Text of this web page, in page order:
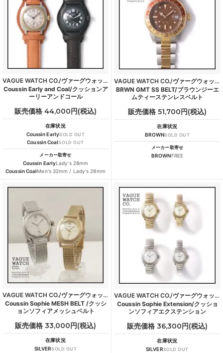
VAGUE WATCH CO./ヴァーグウォッチカンパニー
Coussin Early and Coal/クッションア
ーリーアンドコール
販売価格 44,000円(税込)
在庫状況
Coussin EarlySOLD OUT
Coussin CoalSOLD OUT
メーカー取寄せ
Coussin EarlyLady's 28mm
Coussin CoalMen's 32mm / Lady's 28mm
VAGUE WATCH CO./ヴァーグウォッチカンパニー
BRWN GMT SS BELT/ブラウンジーエ
ムティーステンレスベルト
販売価格 51,700円(税込)
在庫状況
BROWNSOLD OUT
メーカー取寄せ
BROWNFREE
VAGUE WATCH CO./ヴァーグウォッチカンパニー
Coussin Sophie MESH BELT /クッシ
ョンソフィアメッシュベルト
販売価格 33,000円(税込)
在庫状況
SILVERSOLD OUT
VAGUE WATCH CO./ヴァーグウォッチカンパニー
Coussin Sophie Extension/クッショ
ンソフィアエクステンション
販売価格 36,300円(税込)
在庫状況
SILVERSOLD OUT